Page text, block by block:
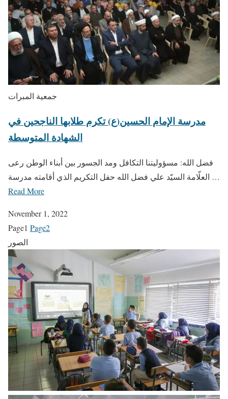
جمعية المبرات
مدرسة الإمام الحسين(ع) تكرم طلابها الناجحين في
الشهادة المتوسطة
فضل الله: مسؤوليتنا التكافل ومد الجسور بين أبناء الوطن رعى
العلّامة السيّد علي فضل الله حفل التكريم الذي أقامته مدرسة …
Read More
November 1, 2022
Page1 Page2
الصور